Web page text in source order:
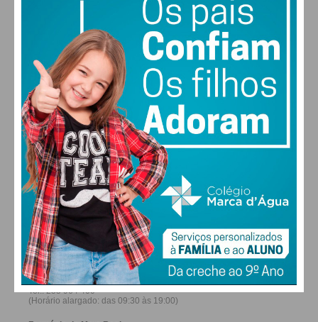
Eu li e concordo com ostermos e
condições
SÁB DOM
28°
SEG
30
TER
ALTERAR
FARMACIAS DE SERVIÇO EM PAÇOS DE
FERREIRA